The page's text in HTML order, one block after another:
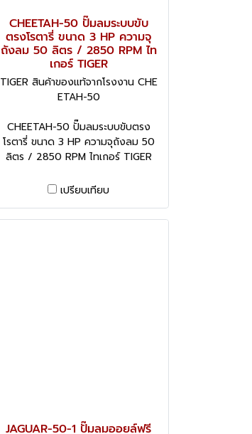
CHEETAH-50 ปั๊มลมระบบขับ
ตรงโรตารี่ ขนาด 3 HP ความจุ
ถังลม 50 ลิตร / 2850 RPM ไท
เกอร์ TIGER
TIGER สินค้าของแท้จากโรงงาน CHE
ETAH-50
CHEETAH-50 ปั๊มลมระบบขับตรง
โรตารี่ ขนาด 3 HP ความจุถังลม 50
ลิตร / 2850 RPM ไทเกอร์ TIGER
เปรียบเทียบ
JAGUAR-50-1 ปั๊มลมออยล์ฟรี